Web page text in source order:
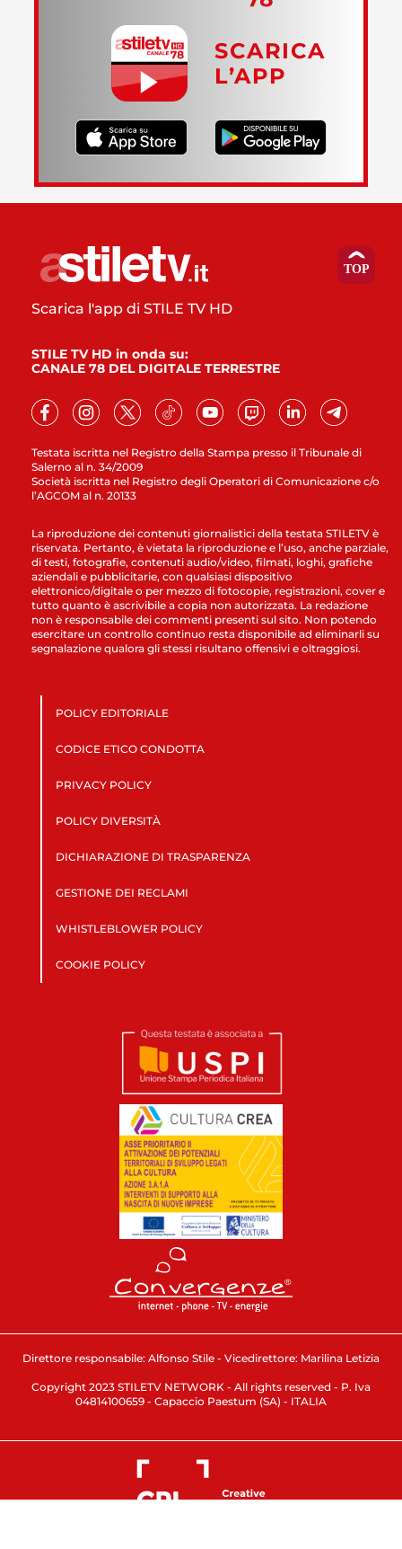
SCARICA
L’APP
Testata iscritta nel Registro della Stampa presso il Tribunale di
Salerno al n. 34/2009
Società iscritta nel Registro degli Operatori di Comunicazione c/o
l’AGCOM al n. 20133
Scarica l'app di STILE TV HD
STILE TV HD in onda su:
CANALE 78 DEL DIGITALE TERRESTRE
La riproduzione dei contenuti giornalistici della testata STILETV è
riservata. Pertanto, è vietata la riproduzione e l’uso, anche parziale,
di testi, fotografie, contenuti audio/video, filmati, loghi, grafiche
aziendali e pubblicitarie, con qualsiasi dispositivo
elettronico/digitale o per mezzo di fotocopie, registrazioni, cover e
tutto quanto è ascrivibile a copia non autorizzata. La redazione
non è responsabile dei commenti presenti sul sito. Non potendo
esercitare un controllo continuo resta disponibile ad eliminarli su
segnalazione qualora gli stessi risultano offensivi e oltraggiosi.
POLICY EDITORIALE
CODICE ETICO CONDOTTA
PRIVACY POLICY
POLICY DIVERSITÀ
DICHIARAZIONE DI TRASPARENZA
GESTIONE DEI RECLAMI
WHISTLEBLOWER POLICY
COOKIE POLICY
Direttore responsabile: Alfonso Stile - Vicedirettore: Marilina Letizia
Copyright 2023 STILETV NETWORK - All rights reserved - P. Iva
04814100659 - Capaccio Paestum (SA) - ITALIA